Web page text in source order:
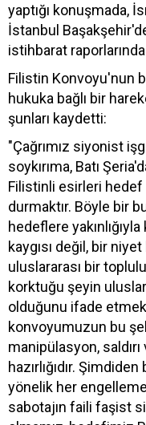
yaptığı konuşmada,
İstanbul
istihbarat
Filistin Konvoyu'nun
hukuka bağlı bir
şunları kaydetti:
"Çağrımız siyonist
soykırıma, Batı
Filistinli esirleri hedef
durmaktır. Böyle bir
hedeflere
kaygısı değil, bir
uluslararası bir
korktuğu şeyin
olduğunu ifade
konvoyumuzun bu
manipülasyon,
hazırlığıdır.
yönelik her
sabotajın faili faşist